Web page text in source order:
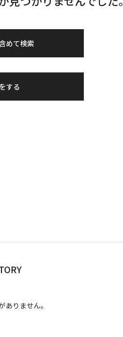
めて検索
する
ありません。